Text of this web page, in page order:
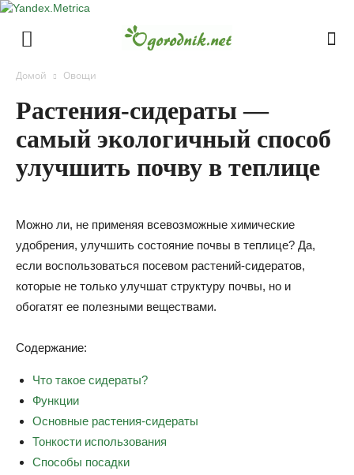
Домой Овощи
Растения-сидераты —
самый экологичный способ
улучшить почву в теплице
Можно ли, не применяя всевозможные химические
удобрения, улучшить состояние почвы в теплице? Да,
если воспользоваться посевом растений-сидератов,
которые не только улучшат структуру почвы, но и
обогатят ее полезными веществами.
Содержание:
Что такое сидераты?
Функции
Основные растения-сидераты
Тонкости использования
Способы посадки